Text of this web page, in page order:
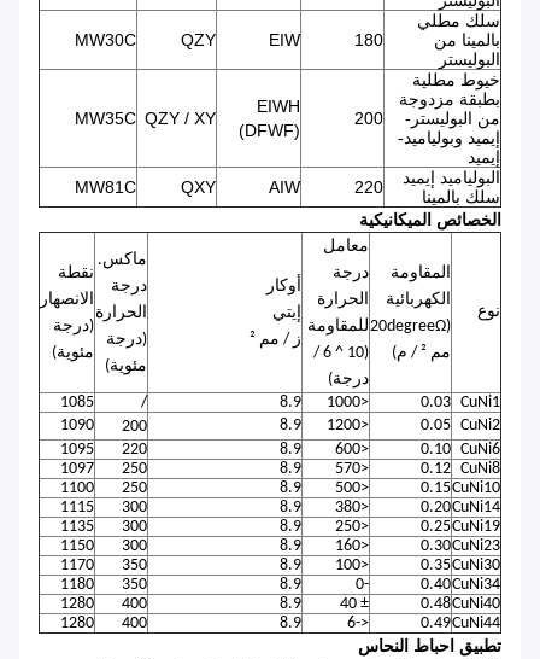
سلك مطلي
بالمينا من
البوليستر
180
EIW
QZY
MW30C
خيوط مطلية
بطبقة مزدوجة
من البوليستر-
إيميد وبولياميد-
إيميد
200
EIWH
(DFWF)
QZY / XY
MW35C
البولياميد إيميد
سلك بالمينا
220
AIW
QXY
MW81C
الخصائص الميكانيكية
نوع
المقاومة
الكهربائية
(20degreeΩ
مم ² / م)
معامل
درجة
الحرارة
للمقاومة
(10 ^ 6 /
درجة)
أوكار
إيتي
ز / مم ²
ماكس.
درجة
الحرارة
(درجة
مئوية)
نقطة
الانصهار
(درجة
مئوية)
CuNi1
0.03
<1000
8.9
/
1085
CuNi2
0.05
<1200
8.9
200
1090
CuNi6
0.10
<600
8.9
220
1095
CuNi8
0.12
<570
8.9
250
1097
CuNi10
0.15
<500
8.9
250
1100
CuNi14
0.20
<380
8.9
300
1115
CuNi19
0.25
<250
8.9
300
1135
CuNi23
0.30
<160
8.9
300
1150
CuNi30
0.35
<100
8.9
350
1170
CuNi34
0.40
-0
8.9
350
1180
CuNi40
0.48
± 40
8.9
400
1280
CuNi44
0.49
<-6
8.9
400
1280
تطبيق احباط النحاس